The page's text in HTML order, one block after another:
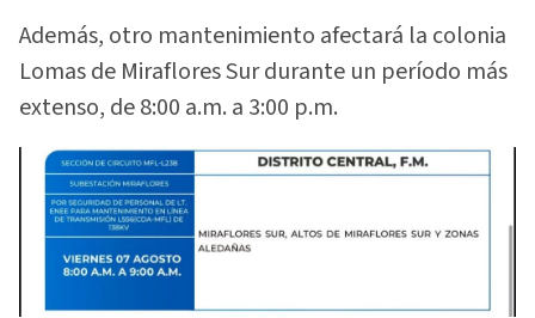
Además, otro mantenimiento afectará la colonia
Lomas de Miraflores Sur durante un período más
extenso, de 8:00 a.m. a 3:00 p.m.